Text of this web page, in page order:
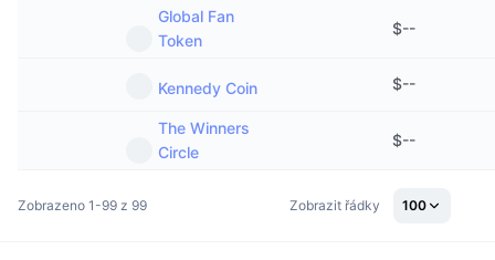
Global Fan
Token
$--
Kennedy Coin $--
The Winners
Circle
$--
Zobrazeno 1-99 z 99 Zobrazit řádky 100